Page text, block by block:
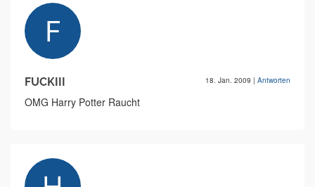
FUCKIII 18. Jan. 2009 | Antworten
OMG Harry Potter Raucht